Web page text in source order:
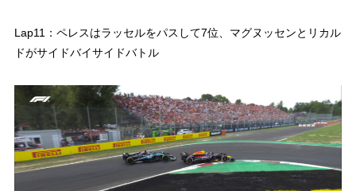
Lap11：ペレスはラッセルをパスして7位、マグヌッセンとリカル
ドがサイドバイサイドバトル